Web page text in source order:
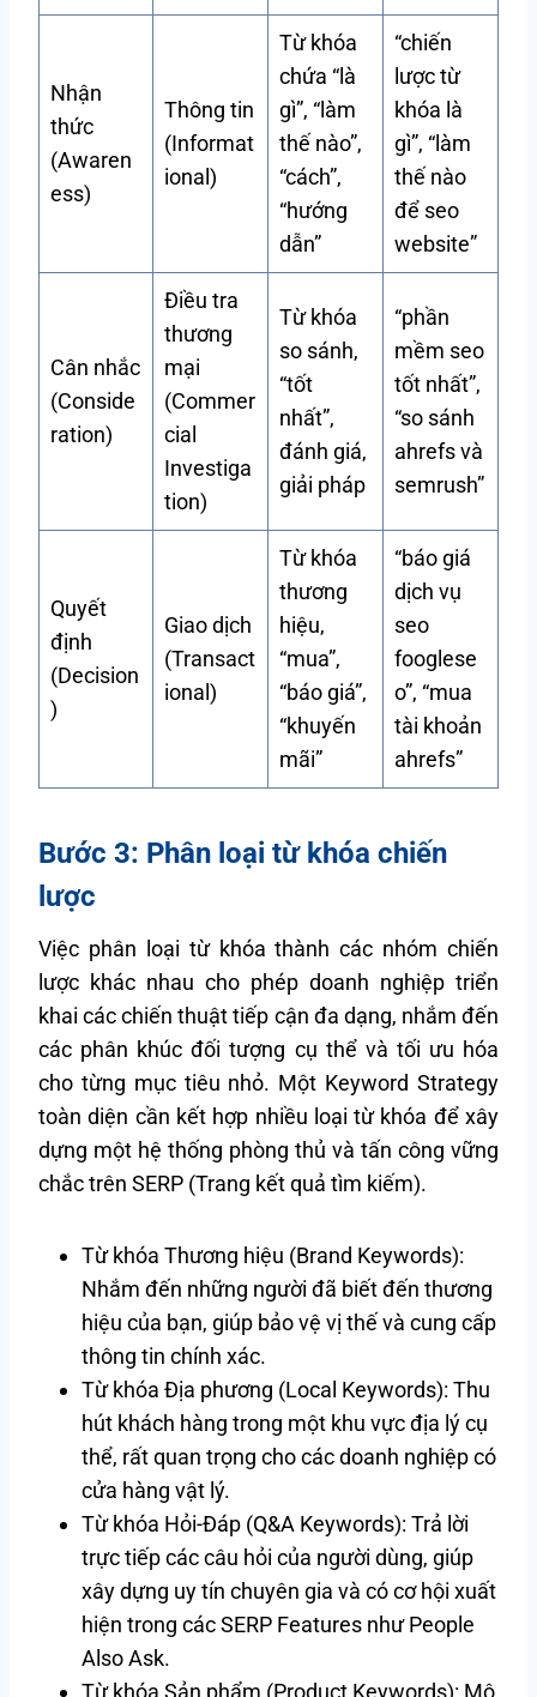
Nhận
thức
(Awaren
ess)
Thông tin
(Informat
ional)
Từ khóa
chứa “là
gì”, “làm
thế nào”,
“cách”,
“hướng
dẫn”
“chiến
lược từ
khóa là
gì”, “làm
thế nào
để seo
website”
Cân nhắc
(Conside
ration)
Điều tra
thương
mại
(Commer
cial
Investiga
tion)
Từ khóa
so sánh,
“tốt
nhất”,
đánh giá,
giải pháp
“phần
mềm seo
tốt nhất”,
“so sánh
ahrefs và
semrush”
Quyết
định
(Decision
)
Giao dịch
(Transact
ional)
Từ khóa
thương
hiệu,
“mua”,
“báo giá”,
“khuyến
mãi”
“báo giá
dịch vụ
seo
fooglese
o”, “mua
tài khoản
ahrefs”
Bước 3: Phân loại từ khóa chiến
lược
Việc phân loại từ khóa thành các nhóm chiến
lược khác nhau cho phép doanh nghiệp triển
khai các chiến thuật tiếp cận đa dạng, nhắm đến
các phân khúc đối tượng cụ thể và tối ưu hóa
cho từng mục tiêu nhỏ. Một Keyword Strategy
toàn diện cần kết hợp nhiều loại từ khóa để xây
dựng một hệ thống phòng thủ và tấn công vững
chắc trên SERP (Trang kết quả tìm kiếm).
Từ khóa Thương hiệu (Brand Keywords):
Nhắm đến những người đã biết đến thương
hiệu của bạn, giúp bảo vệ vị thế và cung cấp
thông tin chính xác.
Từ khóa Địa phương (Local Keywords): Thu
hút khách hàng trong một khu vực địa lý cụ
thể, rất quan trọng cho các doanh nghiệp có
cửa hàng vật lý.
Từ khóa Hỏi-Đáp (Q&A Keywords): Trả lời
trực tiếp các câu hỏi của người dùng, giúp
xây dựng uy tín chuyên gia và có cơ hội xuất
hiện trong các SERP Features như People
Also Ask.
Từ khóa Sản phẩm (Product Keywords): Mô